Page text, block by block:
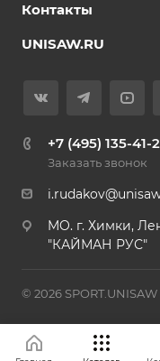
Контакты
UNISAW.RU
+7 (495) 135-41-
Заказать звонок
MO. г. Химки,
"КАЙМАН РУС"
© 2026 SPORT.UNISAW